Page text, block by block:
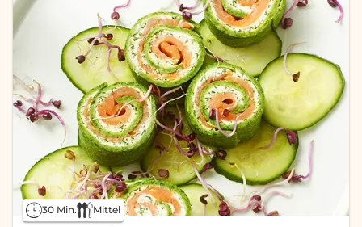
30 Min. Mittel